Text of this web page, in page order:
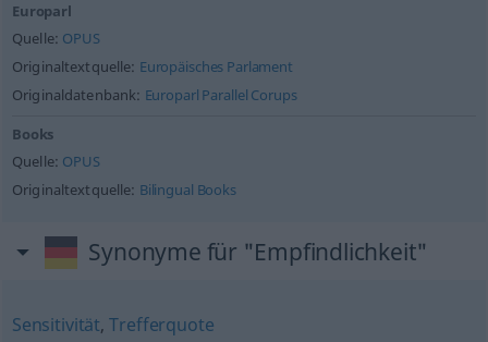
Europarl
Quelle: OPUS
Originaltextquelle: Europäisches Parlament
Originaldatenbank: Europarl Parallel Corups
Books
Quelle: OPUS
Originaltextquelle: Bilingual Books
Synonyme für "Empfindlichkeit"
Sensitivität,Trefferquote